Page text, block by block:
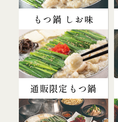
もつ鍋 しお味
通販限定もつ鍋